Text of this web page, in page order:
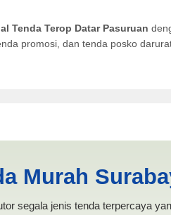
Tenda Terop Datar Pasuruan
promosi, dan tenda posko
Murah
segala jenis tenda terpercaya